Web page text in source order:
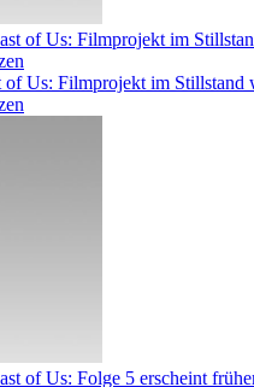
of Us: Filmprojekt im Stillstand